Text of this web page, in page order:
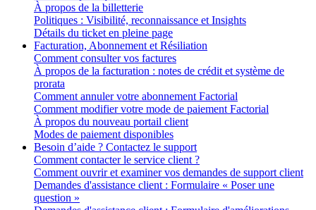
À propos de la billetterie
Politiques : Visibilité, reconnaissance et Insights
Détails du ticket en pleine page
Facturation, Abonnement et Résiliation
Comment consulter vos factures
À propos de la facturation : notes de crédit et système de
prorata
Comment annuler votre abonnement Factorial
Comment modifier votre mode de paiement Factorial
À propos du nouveau portail client
Modes de paiement disponibles
Besoin d’aide ? Contactez le support
Comment contacter le service client ?
Comment ouvrir et examiner vos demandes de support client
Demandes d'assistance client : Formulaire « Poser une
question »